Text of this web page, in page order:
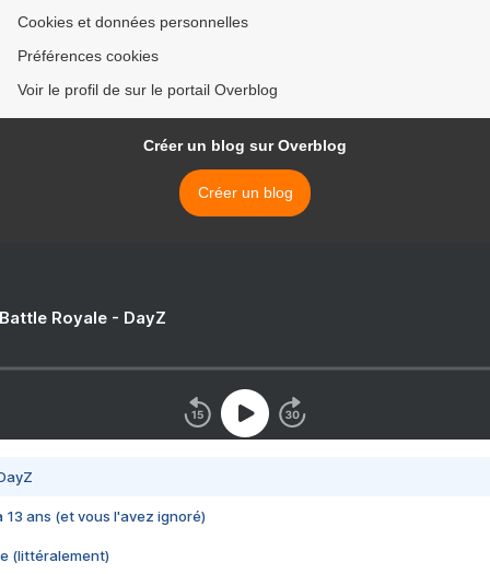
Cookies et données personnelles
Préférences cookies
Voir le profil de sur le portail Overblog
Créer un blog sur Overblog
Créer un blog
Royale - DayZ
13 ans (et vous l'avez ignoré)
(littéralement)